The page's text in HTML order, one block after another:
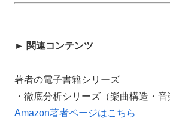
► 関連コンテンツ
著者の電子書籍シリーズ
・徹底分析シリーズ（楽曲構造・音
Amazon著者ページはこちら